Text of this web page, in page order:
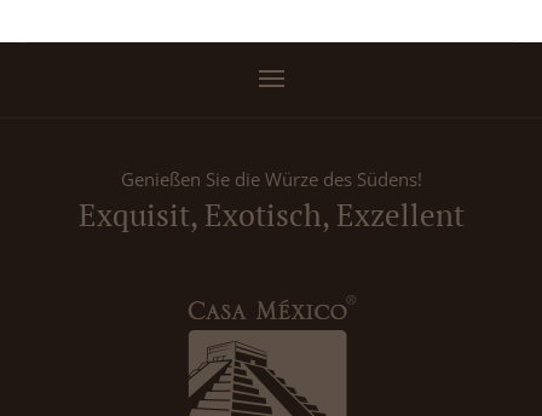
Genießen Sie die Würze des Südens!
Exquisit, Exotisch, Exzellent